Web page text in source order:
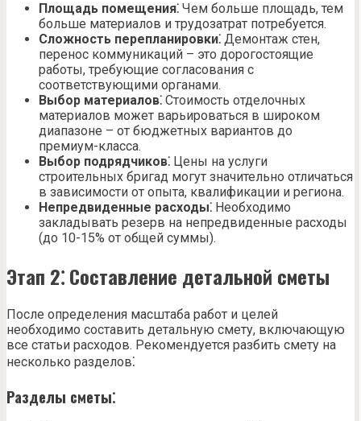
Площадь помещения⁚ Чем больше площадь, тем
больше материалов и трудозатрат потребуется.
Сложность перепланировки⁚ Демонтаж стен,
перенос коммуникаций – это дорогостоящие
работы, требующие согласования с
соответствующими органами.
Выбор материалов⁚ Стоимость отделочных
материалов может варьироваться в широком
диапазоне – от бюджетных вариантов до
премиум-класса.
Выбор подрядчиков⁚ Цены на услуги
строительных бригад могут значительно отличаться
в зависимости от опыта, квалификации и региона.
Непредвиденные расходы⁚ Необходимо
закладывать резерв на непредвиденные расходы
(до 10-15% от общей суммы).
Этап 2⁚ Составление детальной сметы
После определения масштаба работ и целей
необходимо составить детальную смету, включающую
все статьи расходов. Рекомендуется разбить смету на
несколько разделов⁚
Разделы сметы⁚